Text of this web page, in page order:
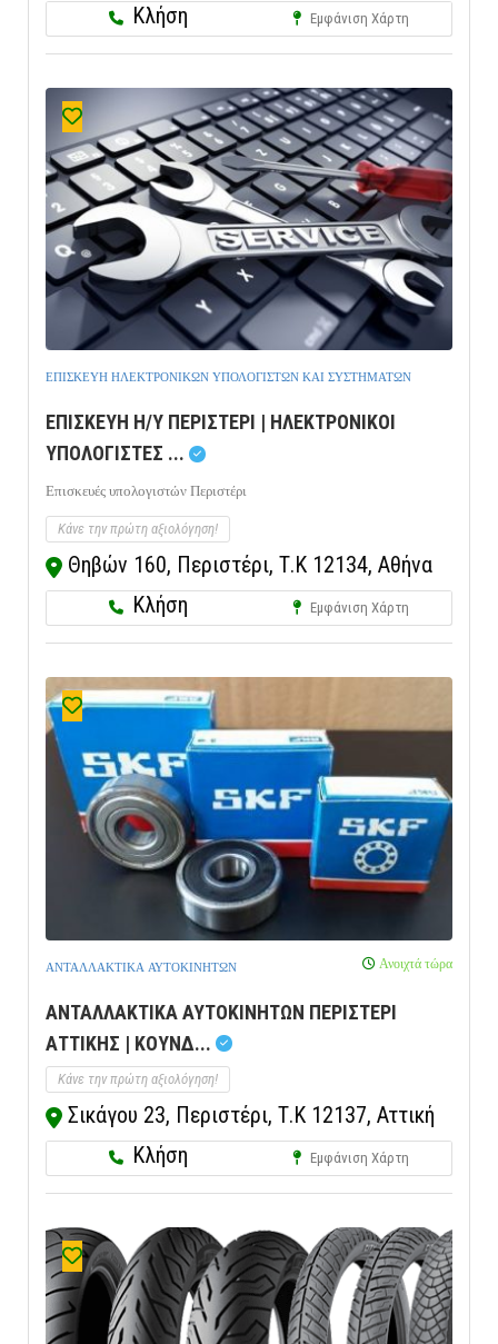
Κλήση
Εμφάνιση Χάρτη
ΕΠΙΣΚΕΥΗ ΗΛΕΚΤΡΟΝΙΚΩΝ ΥΠΟΛΟΓΙΣΤΩΝ ΚΑΙ ΣΥΣΤΗΜΑΤΩΝ
ΕΠΙΣΚΕΥΗ Η/Υ ΠΕΡΙΣΤΕΡΙ | ΗΛΕΚΤΡΟΝΙΚΟΙ
ΥΠΟΛΟΓΙΣΤΕΣ ...
Επισκευές υπολογιστών Περιστέρι
Κάνε την πρώτη αξιολόγηση!
Θηβών 160, Περιστέρι, Τ.Κ 12134, Αθήνα
Κλήση
Εμφάνιση Χάρτη
ΑΝΤΑΛΛΑΚΤΙΚΑ ΑΥΤΟΚΙΝΗΤΩΝ Ανοιχτά τώρα
ΑΝΤΑΛΛΑΚΤΙΚΑ ΑΥΤΟΚΙΝΗΤΩΝ ΠΕΡΙΣΤΕΡΙ
ΑΤΤΙΚΗΣ | ΚΟΥΝΔ...
Κάνε την πρώτη αξιολόγηση!
Σικάγου 23, Περιστέρι, Τ.Κ 12137, Αττική
Κλήση
Εμφάνιση Χάρτη